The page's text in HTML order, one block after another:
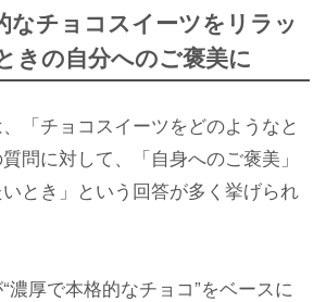
なチョコスイーツをリラッ
きの自分へのご褒美に
「チョコスイーツをどのようなと
問に対して、「自身へのご褒美」
いとき」という回答が多く挙げられ
厚で本格的なチョコ”をベースに